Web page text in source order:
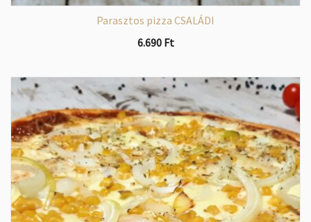
Parasztos pizza CSALÁDI
6.690 Ft